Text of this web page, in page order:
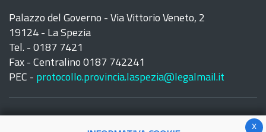
Palazzo del Governo - Via Vittorio Veneto, 2
19124 - La Spezia
Tel. - 0187 7421
Fax - Centralino 0187 742241
PEC - protocollo.provincia.laspezia@legalmail.it
x